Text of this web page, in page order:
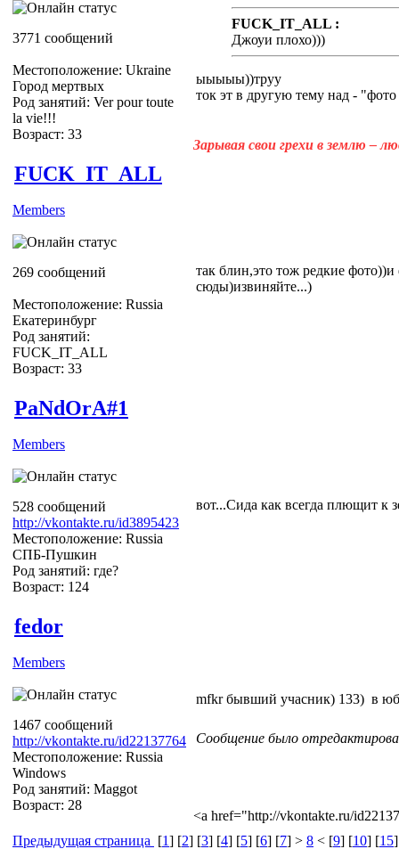
3771 сообщений
Местоположение: Ukraine
Город мертвых
Род занятий: Ver pour toute
la vie!!!
Возраст: 33
FUCK_IT_ALL :
Джоуи плохо)))
ыыыыы))труу
ток эт в другую тему над - "фото
Зарывая свои грехи в землю –
FUCK_IT_ALL
Members
269 сообщений
Местоположение: Russia
Екатеринбург
Род занятий:
FUCK_IT_ALL
Возраст: 33
так блин,это тож редкие
сюды)извиняйте...)
PaNdOrA#1
Members
528 сообщений
http://vkontakte.ru/id3895423
Местоположение: Russia
СПБ-Пушкин
Род занятий: где?
Возраст: 124
вот...Сида как всегда плющит к
fedor
Members
1467 сообщений
http://vkontakte.ru/id22137764
Местоположение: Russia
Windows
Род занятий: Maggot
Возраст: 28
mfkr бывший учасник) 133) в
Сообщение было
<a href="http://vkontakte.ru/
Предыдущая страница [1] [2] [3] [4] [5] [6] [7] > 8 < [9] [10] [15]